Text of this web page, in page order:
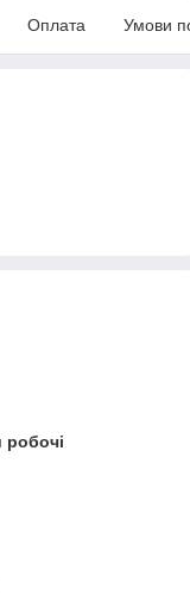
Оплата Умови
робочі